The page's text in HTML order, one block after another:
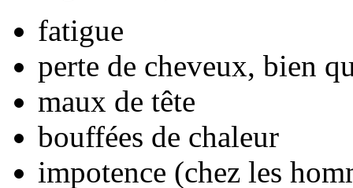
fatigue
perte de cheveux, bien
maux de tête
bouffées de chaleur
impotence (chez les